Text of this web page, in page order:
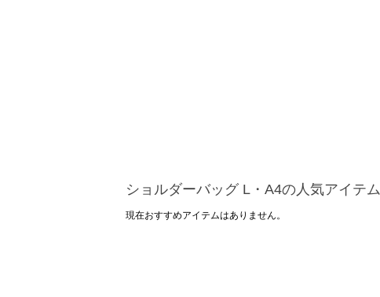
ショルダーバッグ L・A4の人気アイテム
現在おすすめアイテムはありません。